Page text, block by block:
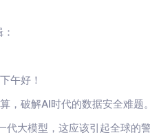
午好！
，破解AI时代的数据安全难题。
大模型，这应该引起全球的